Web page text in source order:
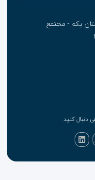
یکم - مجتمع
دنبال کنید